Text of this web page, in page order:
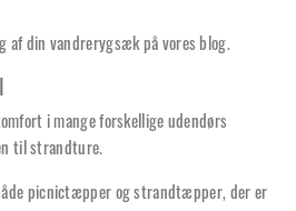
af din vandrerygsæk på vores blog.
i mange forskellige udendørs
til strandture.
picnictæpper og strandtæpper, der er